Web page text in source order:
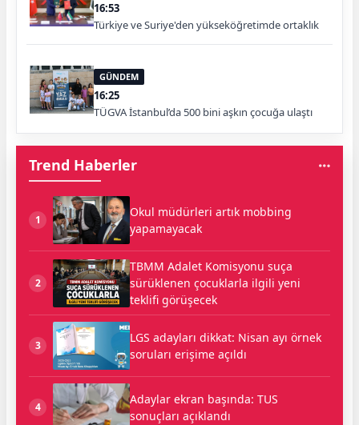
16:53
Türkiye ve Suriye'den yükseköğretimde ortaklık
GÜNDEM
16:25
TÜGVA İstanbul’da 500 bini aşkın çocuğa ulaştı
Trend Haberler
1
Okul müdürleri artık mobbing
yapamayacak
2
TBMM Adalet Komisyonu suça
sürüklenen çocuklarla ilgili yeni
teklifi görüşecek
3
LGS adayları dikkat: Nisan ayı örnek
soruları erişime açıldı
4
Adaylar ekran başında: TUS
sonuçları açıklandı